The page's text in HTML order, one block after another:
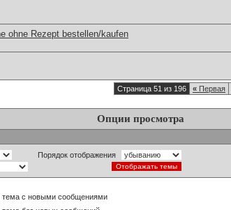
ohne Rezept bestellen/kaufen
Страница 51 из 196 « Первая
Опции просмотра
Порядок отображения
тема с новыми сообщениями